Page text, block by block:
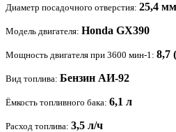
Диаметр посадочного отверстия: 25,4 мм
Модель двигателя: Honda GX390
Мощность двигателя при 3600 мин-1: 8,7
Вид топлива: Бензин АИ-92
Ёмкость топливного бака: 6,1 л
Расход топлива: 3,5 л/ч